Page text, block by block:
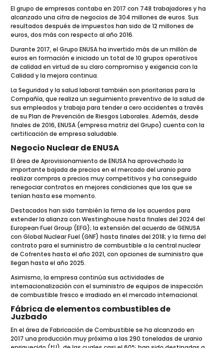
El grupo de empresas contaba en 2017 con 748 trabajadores y ha
alcanzado una cifra de negocios de 304 millones de euros. Sus
resultados después de impuestos han sido de 12 millones de
euros, dos más con respecto al año 2016.
Durante 2017, el Grupo ENUSA ha invertido más de un millón de
euros en formación e iniciado un total de 10 grupos operativos
de calidad en virtud de su claro compromiso y exigencia con la
Calidad y la mejora continua.
La Seguridad y la salud laboral también son prioritarias para la
Compañía, que realiza un seguimiento preventivo de la salud de
sus empleados y trabaja para tender a cero accidentes a través
de su Plan de Prevención de Riesgos Laborales. Además, desde
finales de 2016, ENUSA (empresa matriz del Grupo) cuenta con la
certificación de empresa saludable.
Negocio Nuclear de ENUSA
El área de Aprovisionamiento de ENUSA ha aprovechado la
importante bajada de precios en el mercado del uranio para
realizar compras a precios muy competitivos y ha conseguido
renegociar contratos en mejores condiciones que las que se
tenían hasta ese momento.
Destacados han sido también la firma de los acuerdos para
extender la alianza con Westinghouse hasta finales del 2024 del
European Fuel Group (EFG); la extensión del acuerdo de GENUSA
con Global Nuclear Fuel (GNF) hasta finales del 2018; y la firma del
contrato para el suministro de combustible a la central nuclear
de Cofrentes hasta el año 2021, con opciones de suministro que
llegan hasta el año 2025.
Asimismo, la empresa continúa sus actividades de
internacionalización con el suministro de equipos de inspección
de combustible fresco e irradiado en el mercado internacional.
Fábrica de elementos combustibles de
Juzbado
En el área de Fabricación de Combustible se ha alcanzado en
2017 una producción muy próxima a las 290 toneladas de uranio